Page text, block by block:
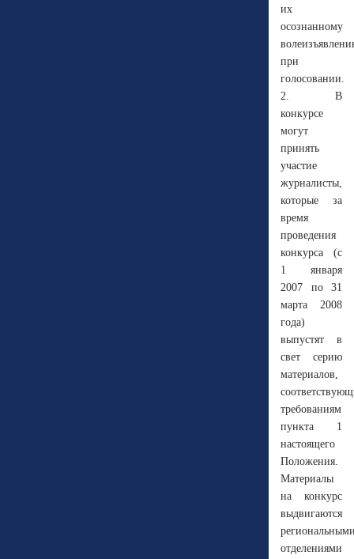
их
осознанному
при
голосовании.
2. В
конкурсе
могут
принять
участие
журналисты,
которые за
время
проведения
конкурса (с
1 января
2007 по 31
марта 2008
года)
выпустят в
свет серию
материалов,
требованиям
пункта 1
настоящего
Положения.
Материалы
на конкурс
выдвигаются
отделениями